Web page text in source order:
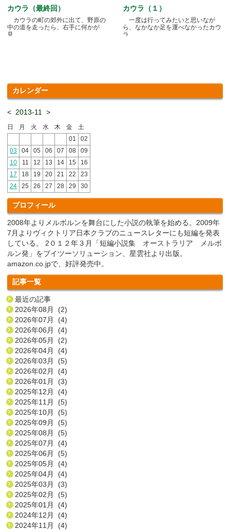
カウラ（最終回）
カウラの町の郊外に出て、野原の
中の道を走ったら、右手に何かが
見.....
カウラ（１）
一度は行ってみたいと思いなが
ら、なかなか足を運べなかったカウ
ラ.....
カレンダー
< 2013-11 >
日 月 火 水 木 金
土
01
02
03
04 05 06 07 08
09
10
11 12 13 14 15
16
17
18 19 20 21 22
23
24
25 26 27 28 29 30
プロフィール
2008年よりメルボルンを舞台にした小説の執筆を始める。2009年
7月よりヴィクトリア日本クラブのニュースレターにも短編を発表
している。 2０１２年３月「短編小説集 オーストラリア メルボ
ルン発」をブイツーソリューション、星雲社より出版。
amazon.co.jpで、好評発売中。
記事一覧
最近の記事
2026年08月 (2)
2026年07月 (4)
2026年06月 (4)
2026年05月 (2)
2026年04月 (4)
2026年03月 (5)
2026年02月 (4)
2026年01月 (3)
2025年12月 (4)
2025年11月 (5)
2025年10月 (5)
2025年09月 (5)
2025年08月 (5)
2025年07月 (4)
2025年06月 (5)
2025年05月 (4)
2025年04月 (4)
2025年03月 (3)
2025年02月 (5)
2025年01月 (4)
2024年12月 (4)
2024年11月 (4)